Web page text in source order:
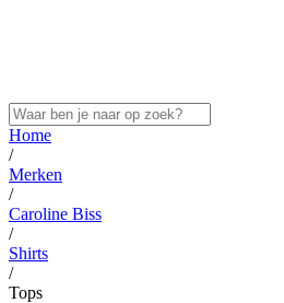
Home
/
Merken
/
Caroline Biss
/
Shirts
/
Tops